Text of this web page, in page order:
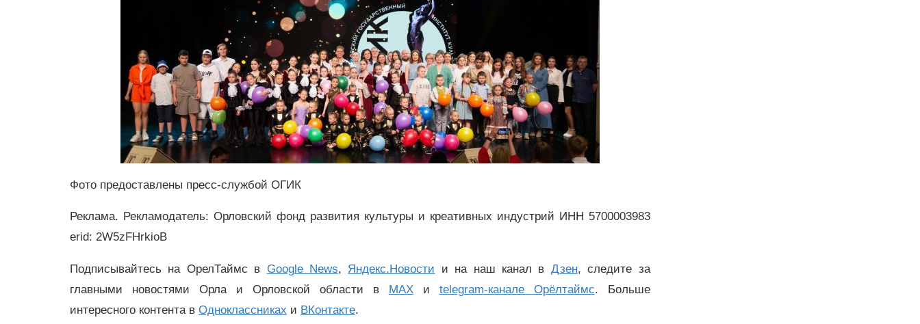
Фото предоставлены пресс-службой ОГИК
Реклама. Рекламодатель: Орловский фонд развития культуры и креативных индустрий ИНН 5700003983
erid: 2W5zFHrkioB
Подписывайтесь на ОрелТаймс в Google News, Яндекс.Новости и на наш канал в Дзен, следите за
главными новостями Орла и Орловской области в MAXи telegram-канале Орёлтаймс. Больше
интересного контента в Одноклассниках и ВКонтакте.